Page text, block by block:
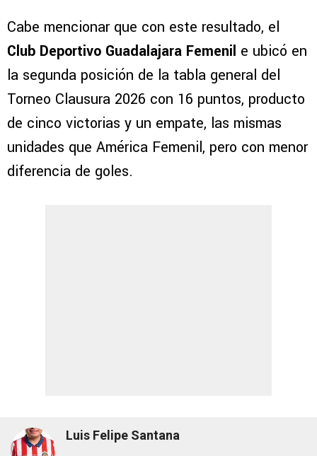
Cabe mencionar que con este resultado, el
Club Deportivo Guadalajara Femenil e ubicó en
la segunda posición de la tabla general del
Torneo Clausura 2026 con 16 puntos, producto
de cinco victorias y un empate, las mismas
unidades que América Femenil, pero con menor
diferencia de goles.
Luis Felipe Santana